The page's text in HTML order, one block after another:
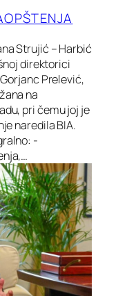
Strujić – Harbić
direktorici
Prelević,
na
pri čemu joj je
naredila BIA.
-